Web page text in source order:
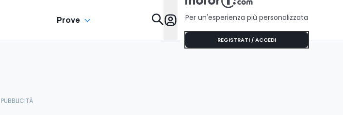
Prove Da Sapere
Per un'esperienza più personalizzata
REGISTRATI / ACCEDI